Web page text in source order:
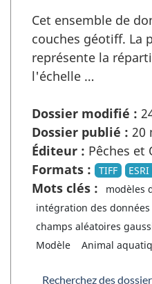
Cet ensemble de
couches géotiff. La
représente la
l'échelle …
Dossier modifié :
Dossier publié : 20
Éditeur : Pêches et
Formats :
TIFF ESRI
Mots clés :
modèles
intégration des données
champs aléatoires
Modèle
Animal
Recherchez des